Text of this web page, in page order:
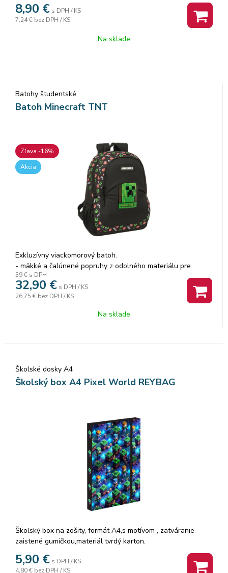
prezuvky alebo aj na oblečenie na telesnú výchovu alebo na
každodenné nosenie.Rozmer:42x33cm.
8,90 € s DPH / KS
7,24 € bez DPH / KS
Na sklade
Batohy študentské
Batoh Minecraft TNT
Zľava -16%
Akcia
Exkluzívny viackomorový batoh.
- mäkké a čalúnené popruhy z odolného materiálu pre
jednoduché nosenie a použitie
-veľká odolná rukoväť pre jednoduché nosenie
- dve bočné vrecká na fľaše
39 €s DPH
32,90 € s DPH / KS
26,75 € bez DPH / KS
Na sklade
Školské dosky A4
Školský box A4 Pixel World REYBAG
Školský box na zošity, formát A4,s motívom , zatváranie
zaistené gumičkou,materiál tvrdý karton.
5,90 € s DPH / KS
4,80 € bez DPH / KS